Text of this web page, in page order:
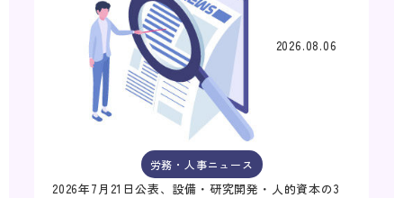
2026.08.06
労務・人事ニュース
2026年7月21日公表、設備・研究開発・人的資本の3